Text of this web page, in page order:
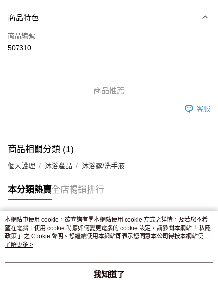
信用卡
Apple Pay
商品特色
商品編號
507310
商品推薦
客服
商品相關分類 (1)
個人護理 沐浴產品 沐浴露/洗手液
本分類熱賣全店暢銷排行
熱門標籤
熱銷排行
本網站中使用 cookie，欲查詢有關本網站使用 cookie 方式之詳情，及若您不希
望在電腦上使用 cookie 時應如何變更電腦的 cookie 設定，請參閱本網站「 私隱
政策 」之 Cookie 聲明。您繼續使用本網站即表示您同意本公司得按本網站使用
條款之 Cookie 聲明使用 cookie。
了解更多 >
我知道了